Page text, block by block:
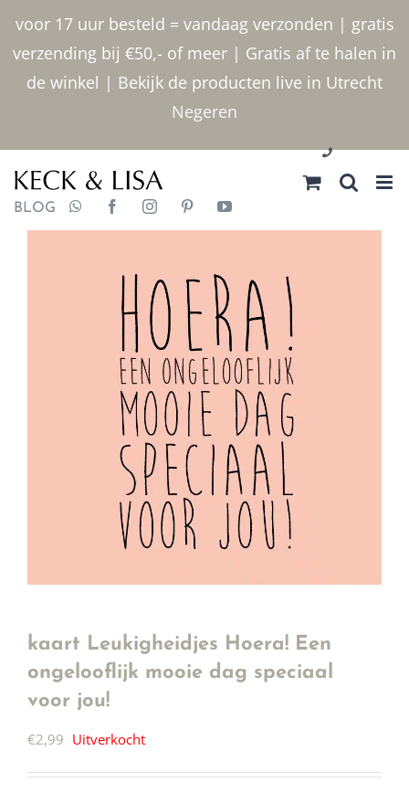
voor 17 uur besteld = vandaag verzonden | gratis
verzending bij €50,- of meer | Gratis af te halen in
de winkel | Bekijk de producten live in Utrecht
Negeren
inhoud
030 2400000
BLOG
kaart Leukigheidjes Hoera! Een
ongelooflijk mooie dag speciaal
voor jou!
€2,99 Uitverkocht